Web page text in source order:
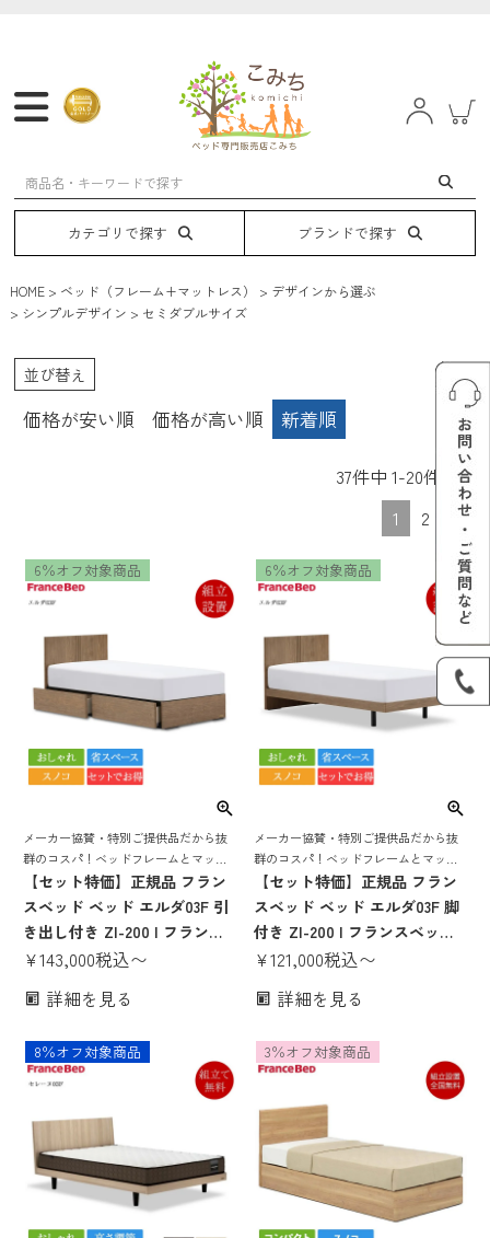
マットレス フレーム ベッド 電動ベッド
カテゴリで探す ブランドで探す
HOME ベッド（フレーム+マットレス）
デザインから選ぶ
シンプルデザイン
セミダブルサイズ
並び替え
価格が安い順 価格が高い順 新着順
37件中 1-20件表示
1
2
メーカー協賛・特別ご提供品だから抜
群のコスパ！ベッドフレームとマット
レスがセットでお得！
【セット特価】正規品 フラン
スベッド ベッド エルダ03F 引
き出し付き ZI-200 | フランス
ベッド製 マットレス付き マッ
ノコ おしゃれ コンパクト 省ス
ブル 収納ベッド
6％オフ対象商品
¥143,000税込〜
詳細を見る
メーカー協賛・特別ご提供品だから抜
群のコスパ！ベッドフレームとマット
レスがセットでお得！
【セット特価】正規品 フラン
スベッド ベッド エルダ03F 脚
付き ZI-200 | フランスベッド
製 マットレス付き マットレス
しゃれ コンパクト 省スペース
6％オフ対象商品
¥121,000税込〜
詳細を見る
8％オフ対象商品 3％オフ対象商品